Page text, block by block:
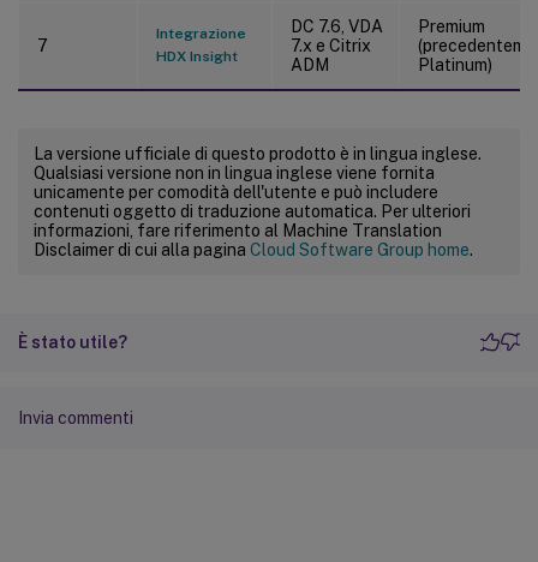
7
Integrazione
HDX Insight
DC 7.6, VDA
7.x e Citrix
ADM
Premium
Platinum)
La versione ufficiale di questo prodotto è in lingua inglese.
Qualsiasi versione non in lingua inglese viene fornita
unicamente per comodità dell'utente e può includere
contenuti oggetto di traduzione automatica. Per ulteriori
informazioni, fare riferimento al Machine Translation
Disclaimer di cui alla pagina Cloud Software Group home.
È stato utile?
Invia commenti